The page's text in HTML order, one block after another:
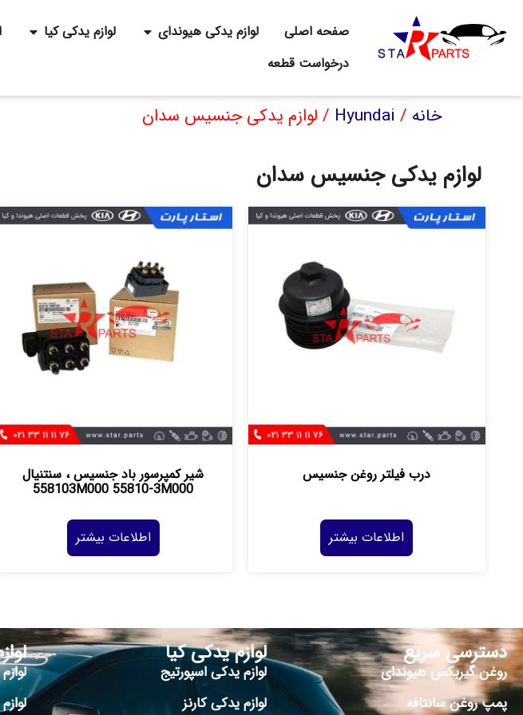
صفحه اصلی لوازم یدکی هیوندای لوازم یدکی کیا
درخواست قطعه
خانه /
Hyundai / لوازم یدکی جنسیس سدان
لوازم یدکی جنسیس سدان
درب فيلتر روغن جنسيس
اطلاعات بیشتر
شیر کمپرسور باد جنسیس ، سنتنیال
558103M000 55810-3M000
اطلاعات بیشتر
دسترسی سریع
روغن گیربکس هیوندای
پمپ روغن سانتافه
لوازم یدکی کیا
لوازم یدکی اسپورتیج
لوازم یدکی کارنز